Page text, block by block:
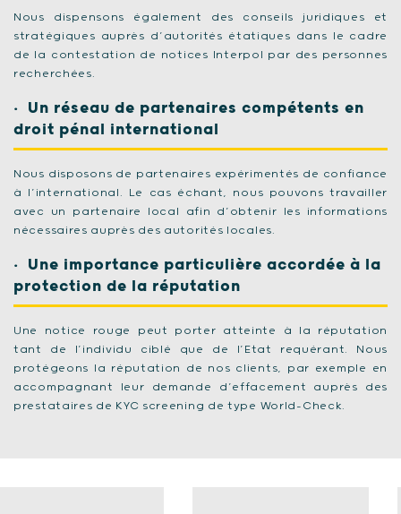
Nous dispensons également des conseils juridiques et
stratégiques auprès d’autorités étatiques dans le cadre
de la contestation de notices Interpol par des personnes
recherchées.
Un réseau de partenaires compétents en
droit pénal international
Nous disposons de partenaires expérimentés de confiance
à l’international. Le cas échant, nous pouvons travailler
avec un partenaire local afin d’obtenir les informations
nécessaires auprès des autorités locales.
Une importance particulière accordée à la
protection de la réputation
Une notice rouge peut porter atteinte à la réputation
tant de l’individu ciblé que de l’Etat requérant. Nous
protégeons la réputation de nos clients, par exemple en
accompagnant leur demande d’effacement auprès des
prestataires de KYC screening de type World-Check.